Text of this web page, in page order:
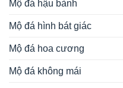
Mộ đá hậu bành
Mộ đá hình bát giác
Mộ đá hoa cương
Mộ đá không mái